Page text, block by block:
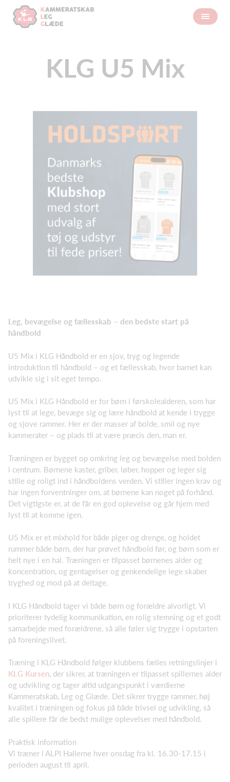
KLG U5 Mix
Leg, bevægelse og fællesskab – den bedste start på
håndbold
U5 Mix i KLG Håndbold er en sjov, tryg og legende
introduktion til håndbold – og et fællesskab, hvor barnet kan
udvikle sig i sit eget tempo.
U5 Mix i KLG Håndbold er for børn i førskolealderen, som har
lyst til at lege, bevæge sig og lære håndbold at kende i trygge
og sjove rammer. Her er der masser af bolde, smil og nye
kammerater – og plads til at være præcis den, man er.
Træningen er bygget op omkring leg og bevægelse med bolden
i centrum. Børnene kaster, griber, løber, hopper og leger sig
stille og roligt ind i håndboldens verden. Vi stiller ingen krav og
har ingen forventninger om, at børnene kan noget på forhånd.
Det vigtigste er, at de får en god oplevelse og går hjem med
lyst til at komme igen.
U5 Mix er et mixhold for både piger og drenge, og holdet
rummer både børn, der har prøvet håndbold før, og børn som er
helt nye i en hal. Træningen er tilpasset børnenes alder og
koncentration, og gentagelser og genkendelige lege skaber
tryghed og mod på at deltage.
I KLG Håndbold tager vi både børn og forældre alvorligt. Vi
prioriterer tydelig kommunikation, en rolig stemning og et godt
samarbejde med forældrene, så alle føler sig trygge i opstarten
på foreningslivet.
Træning i KLG Håndbold følger klubbens fælles retningslinjer i
KLG Kursen, der sikrer, at træningen er tilpasset spillernes alder
og udvikling og tager altid udgangspunkt i værdierne
Kammeratskab, Leg og Glæde. Det sikrer trygge rammer, høj
kvalitet i træningen og fokus på både trivsel og udvikling, så
alle spillere får de bedst mulige oplevelser med håndbold.
Praktisk information
Vi træner i ALPI Hallerne hver onsdag fra kl. 16.30-17.15 i
perioden august til april.